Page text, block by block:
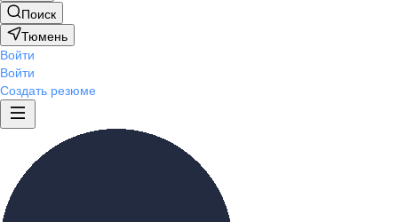
Поиск
Тюмень
Войти
Войти
Создать резюме